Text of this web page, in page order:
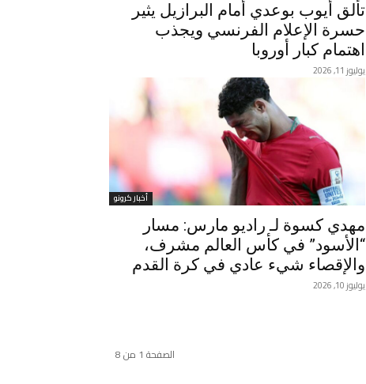
تألق أيوب بوعدي أمام البرازيل يثير
حسرة الإعلام الفرنسي ويجذب
اهتمام كبار أوروبا
يوليوز 11, 2026
أخبار كرونو
مهدي كسوة لـ راديو مارس: مسار
“الأسود” في كأس العالم مشرف،
والإقصاء شيء عادي في كرة القدم
يوليوز 10, 2026
الصفحة 1 من 8